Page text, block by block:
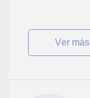
ver más